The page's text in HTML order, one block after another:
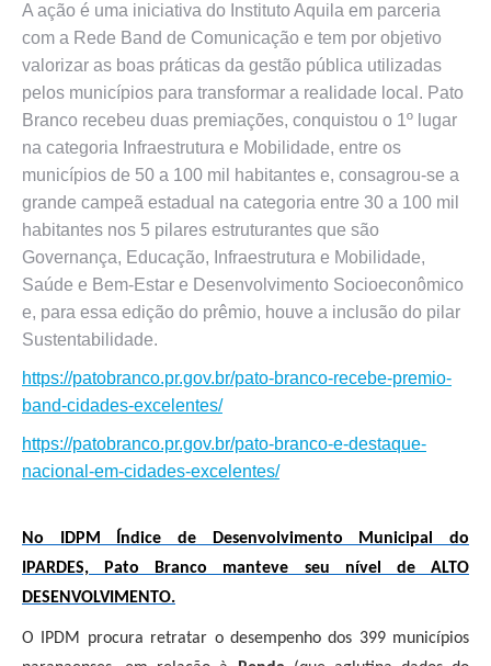
A ação é uma iniciativa do Instituto Aquila em parceria
com a Rede Band de Comunicação e tem por objetivo
valorizar as boas práticas da gestão pública utilizadas
pelos municípios para transformar a realidade local. Pato
Branco recebeu duas premiações, conquistou o 1º lugar
na categoria Infraestrutura e Mobilidade, entre os
municípios de 50 a 100 mil habitantes e, consagrou-se a
grande campeã estadual na categoria entre 30 a 100 mil
habitantes nos 5 pilares estruturantes que são
Governança, Educação, Infraestrutura e Mobilidade,
Saúde e Bem-Estar e Desenvolvimento Socioeconômico
e, para essa edição do prêmio, houve a inclusão do pilar
Sustentabilidade.
https://patobranco.pr.gov.br/pato-branco-recebe-premio-
band-cidades-excelentes/
https://patobranco.pr.gov.br/pato-branco-e-destaque-
nacional-em-cidades-excelentes/
No IDPM Índice de Desenvolvimento Municipal do
IPARDES, Pato Branco manteve seu nível de ALTO
DESENVOLVIMENTO.
O IPDM procura retratar o desempenho dos 399 municípios